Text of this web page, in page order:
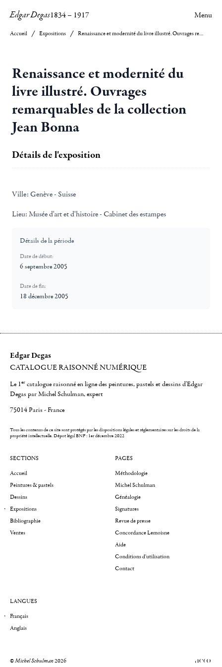
Edgar Degas1834– 1917 Menu
Accueil Expositions Renaissance et modernité du livre illustré. Ouvrages remarquables de la collection Jean Bonna
Renaissance et modernité du
livre illustré. Ouvrages
remarquables de la collection
Jean Bonna
Détails de l'exposition
Ville: Genève - Suisse
Lieu: Musée d'art et d'histoire - Cabinet des estampes
Détails de la période
Date de début:
6 septembre 2005
Date de fin:
18 décembre 2005
Edgar Degas
CATALOGUE RAISONNÉ NUMÉRIQUE
Le 1er catalogue raisonné en ligne des peintures, pastels et dessins d'Edgar
Degas par Michel Schulman, expert
75014 Paris - France
Tous les contenus de ce site sont protégés par les dispositions légales et réglementaires sur les droits de la
propriété intellectuelle.Dépot légal BNF : 1er décembre 2022
SECTIONS
Accueil
Peintures & pastels
Dessins
Expositions
Bibliographie
Ventes
PAGES
Méthodologie
Michel Schulman
Généalogie
Signatures
Revue de presse
Concordance Lemoisne
Aide
Conditions d'utilisation
Contact
LANGUES
Français
Anglais
©Michel Schulman2026